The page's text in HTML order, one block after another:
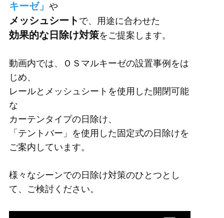
キーゼ」や
メッシュシート で、用途に合わせた
効果的な日除け対策をご提案します。
動画内では、ＯＳマルキーゼの設置事例をは
じめ、
レールとメッシュシートを使用した開閉可能
な
カーテンタイプの日除け、
「テントバー」を使用した固定式の日除けを
ご案内しています。
様々なシーンでの日除け対策のひとつとし
て、ご検討ください。